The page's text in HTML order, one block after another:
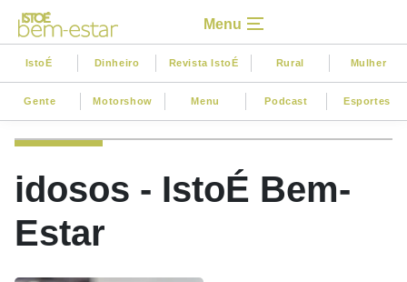
Menu
IstoÉ Dinheiro Revista IstoÉ Rural Mulher
Gente Motorshow Menu Podcast Esportes
idosos - IstoÉ Bem-
Estar